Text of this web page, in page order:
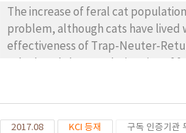
The increase of feral cat
problem, although cats have lived
effectiveness of Trap-Neuter-Return
City was divided into 196 areas
2017.08 KCI 등재 구독 인증기관